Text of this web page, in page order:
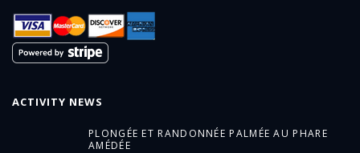
ACTIVITY NEWS
PLONGÉE ET RANDONNÉE PALMÉE AU PHARE
AMÉDÉE